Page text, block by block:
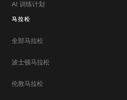
AI 训练计划
马拉松
全部马拉松
波士顿马拉松
伦敦马拉松